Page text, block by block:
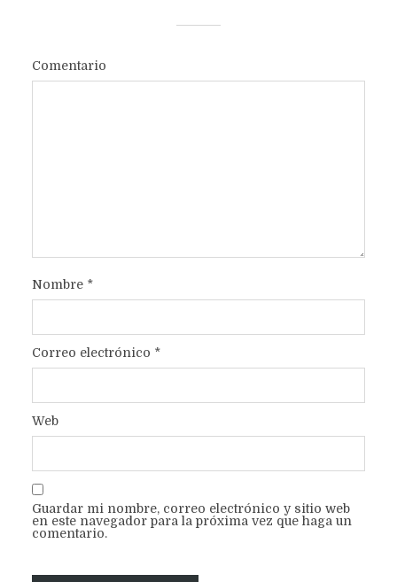
Comentario
Nombre *
Correo electrónico *
Web
Guardar mi nombre, correo electrónico y sitio web
en este navegador para la próxima vez que haga un
comentario.